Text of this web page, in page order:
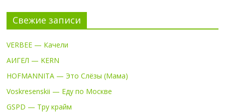
Свежие записи
VERBEE — Качели
АИГЕЛ — KERN
HOFMANNITA — Это Слёзы (Мама)
Voskresenskii — Еду по Москве
GSPD — Тру крайм